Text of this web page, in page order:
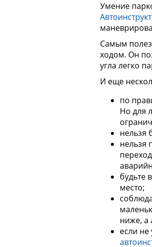
Умение
Самым
ходом. Он
угла легко
И еще
по
Но для
нельзя
нельзя
будьте
место;
ниже, а
если не